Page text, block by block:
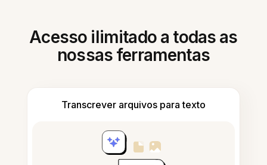
Acesso ilimitado a todas as
nossas ferramentas
Transcrever arquivos para texto